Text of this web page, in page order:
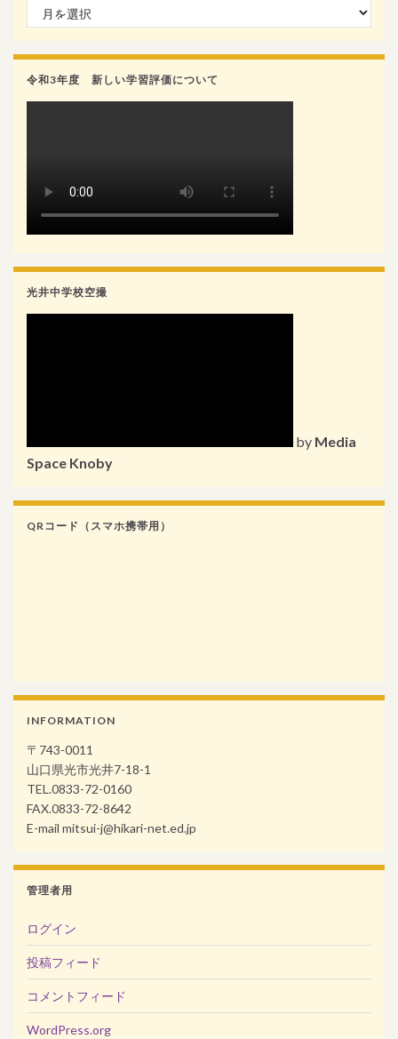
月別検索
令和3年度 新しい学習評価について
光井中学校空撮
by Media
Space Knoby
QRコード（スマホ携帯用）
INFORMATION
〒743-0011
山口県光市光井7-18-1
TEL.0833-72-0160
FAX.0833-72-8642
E-mail mitsui-j@hikari-net.ed.jp
管理者用
ログイン
投稿フィード
コメントフィード
WordPress.org